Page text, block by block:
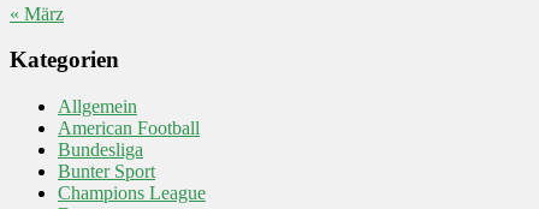
« März
Kategorien
Allgemein
American Football
Bundesliga
Bunter Sport
Champions League